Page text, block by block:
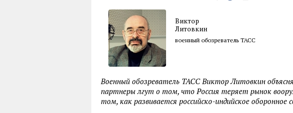
Виктор
Литовкин
военный обозреватель ТАСС
Военный обозреватель ТАСС Виктор Литовкин
партнеры лгут о том, что Россия теряет рынок
том, как развивается российско-индийское оборонное